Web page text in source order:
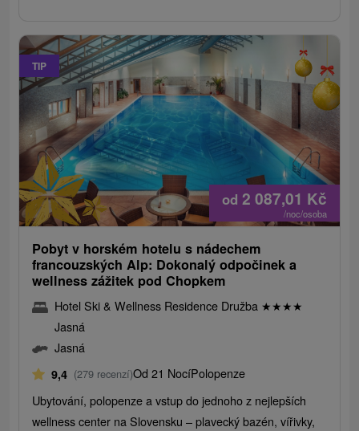
TIP
od 2 087,01 Kč
/noc/osoba
Pobyt v horském hotelu s nádechem
francouzských Alp: Dokonalý odpočinek a
wellness zážitek pod Chopkem
Hotel Ski & Wellness Residence Družba ★★★★
Jasná
Jasná
9,4 (279 recenzí)Od 21 NocíPolopenze
Ubytování, polopenze a vstup do jednoho z nejlepších
wellness center na Slovensku – plavecký bazén, vířivky,